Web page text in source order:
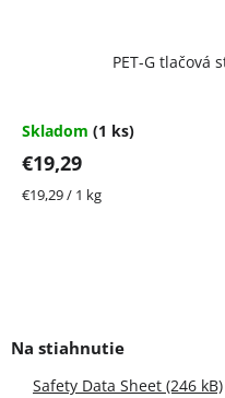
PET-G tlačová
Skladom (1 ks)
€19,29
Jednotková
€19,29 / 1 kg
Safety Data Sheet (246 kB)